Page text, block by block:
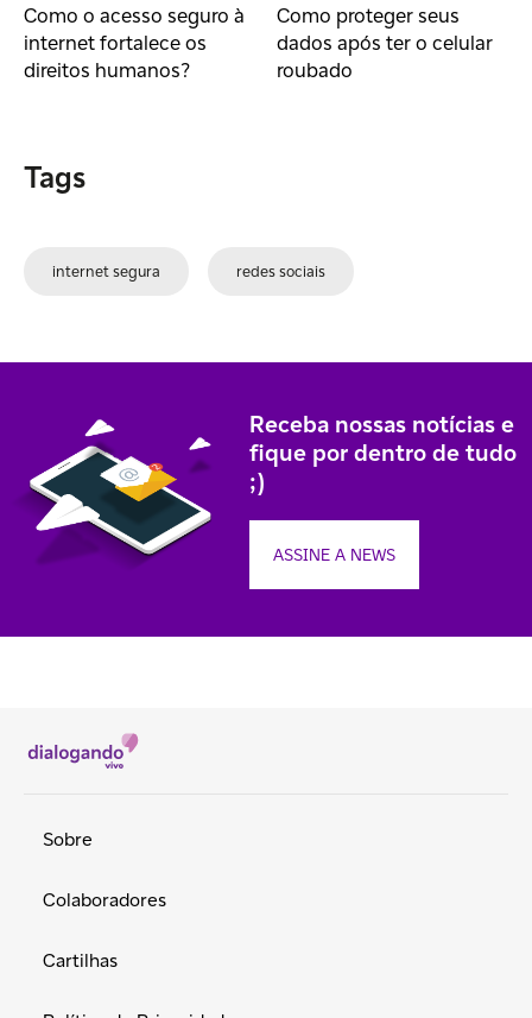
Como o acesso seguro à
internet fortalece os
direitos humanos?
Como proteger seus
dados após ter o celular
roubado
Tags
internet segura redes sociais
Receba nossas notícias e
fique por dentro de tudo
;)
ASSINE A NEWS
Sobre
Colaboradores
Cartilhas